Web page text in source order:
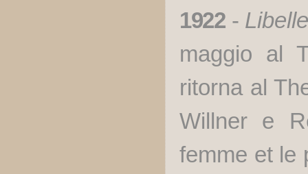
1922 -
maggio al
ritorna al
Willner e
femme et le